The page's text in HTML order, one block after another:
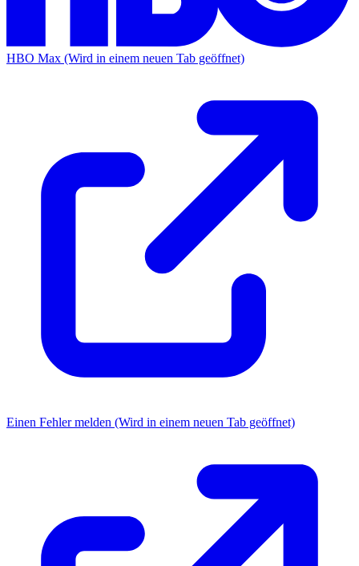
HBO Max (Wird in einem neuen Tab geöffnet)
Einen Fehler melden (Wird in einem neuen Tab geöffnet)